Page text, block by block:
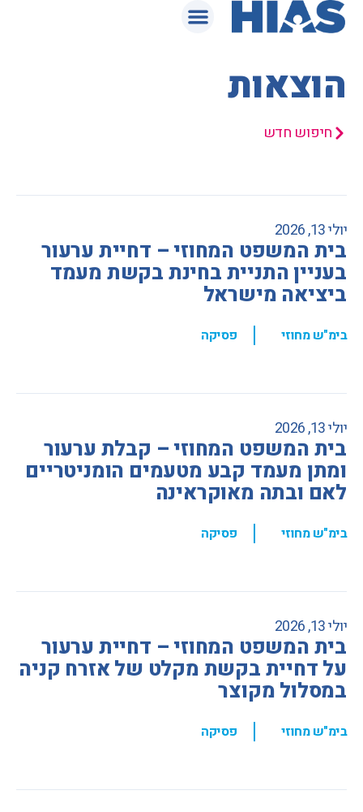
הוצאות
חיפוש חדש
יולי 13, 2026
בית המשפט המחוזי – דחיית ערעור
בעניין התניית בחינת בקשת מעמד
ביציאה מישראל
בימ"ש מחוזי , פסיקה
יולי 13, 2026
בית המשפט המחוזי – קבלת ערעור
ומתן מעמד קבע מטעמים הומניטריים
לאם ובתה מאוקראינה
בימ"ש מחוזי , פסיקה
יולי 13, 2026
בית המשפט המחוזי – דחיית ערעור
על דחיית בקשת מקלט של אזרח קניה
במסלול מקוצר
בימ"ש מחוזי , פסיקה